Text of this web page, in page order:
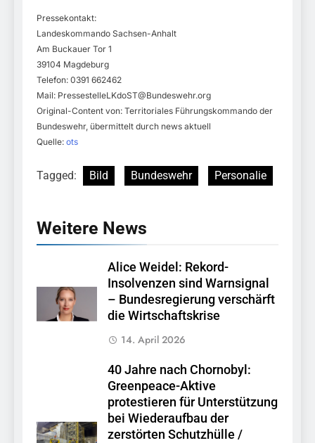
Pressekontakt:
Landeskommando Sachsen-Anhalt
Am Buckauer Tor 1
39104 Magdeburg
Telefon: 0391 662462
Mail: PressestelleLKdoST@Bundeswehr.org
Original-Content von: Territoriales Führungskommando der
Bundeswehr, übermittelt durch news aktuell
Quelle: ots
Tagged: Bild Bundeswehr Personalie
Weitere News
Alice Weidel: Rekord-
Insolvenzen sind Warnsignal
– Bundesregierung verschärft
die Wirtschaftskrise
14. April 2026
40 Jahre nach Chornobyl:
Greenpeace-Aktive
protestieren für Unterstützung
bei Wiederaufbau der
zerstörten Schutzhülle /